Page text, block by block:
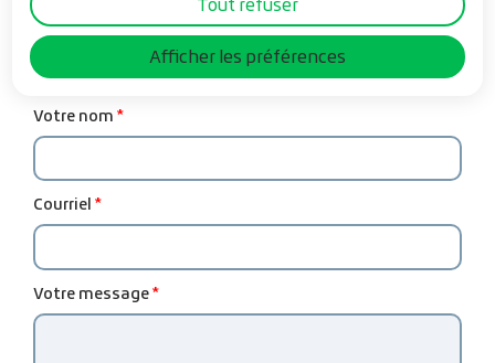
Afficher les préférences
Votre prénom
Votre nom
Courriel
Votre message